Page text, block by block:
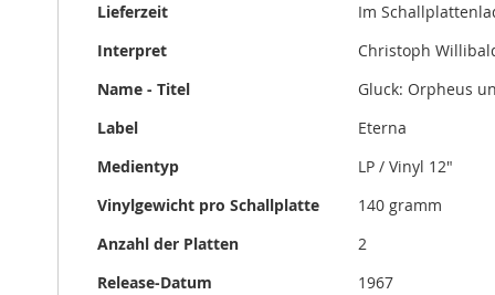
Lieferzeit
Im
Interpret
Christoph
Name - Titel
Gluck: Orpheus
Label
Eterna
Medientyp
LP / Vinyl 12"
Vinylgewicht pro Schallplatte
140 gramm
Anzahl der Platten
2
Release-Datum
1967